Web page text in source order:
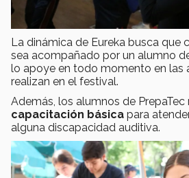
La dinámica de Eureka busca que
sea acompañado por un alumno
lo apoye en todo momento en las
realizan en el festival.
Además, los alumnos de PrepaTec
capacitación básica para
alguna discapacidad auditiva.